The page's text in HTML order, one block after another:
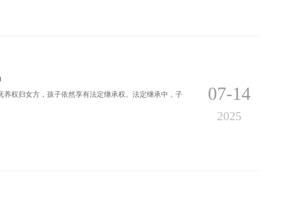
权归女方，孩子依然享有法定继承权。法定继承中，子
07-14
2025